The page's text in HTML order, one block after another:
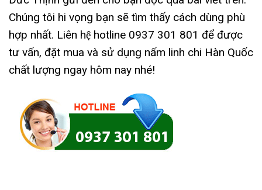
Chúng tôi hi vọng bạn sẽ tìm thấy cách dùng phù
hợp nhất. Liên hệ hotline 0937 301 801 để được
tư vấn, đặt mua và sử dụng nấm linh chi Hàn Quốc
chất lượng ngay hôm nay nhé!